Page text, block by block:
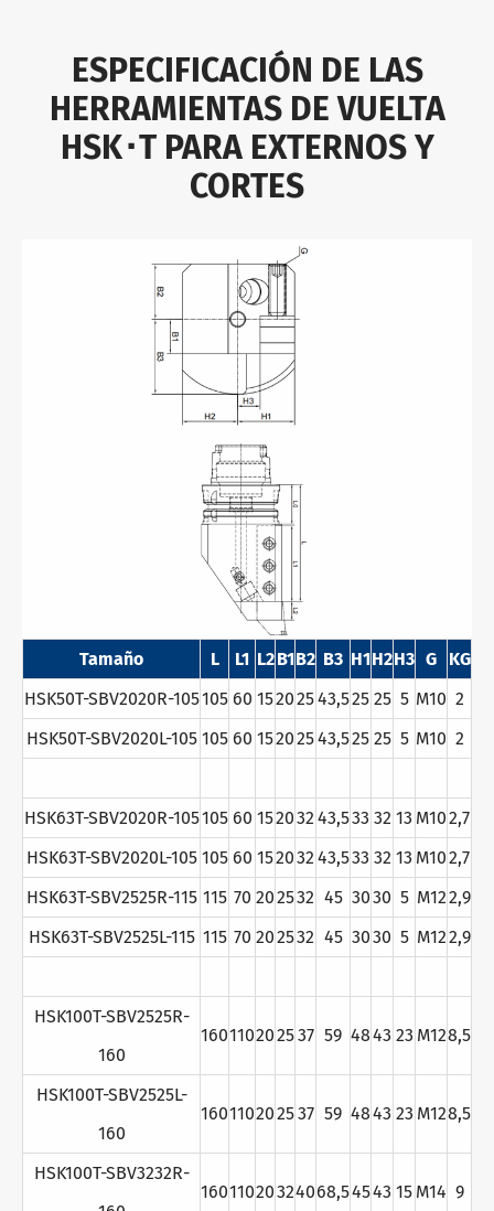
ESPECIFICACIÓN DE LAS
HERRAMIENTAS DE VUELTA
HSK･T PARA EXTERNOS Y
CORTES
Tamaño L L1 L2B1B2 B3 H1H2H3 G
KG
HSK50T-SBV2020R-105105 60 15202543,525 25 5 M10 2
HSK50T-SBV2020L-105 105 60 15202543,525 25 5 M10 2
HSK63T-SBV2020R-105105 60 152032 43,533 32 13 M102,7
HSK63T-SBV2020L-105 105 60 152032 43,533 32 13 M102,7
HSK63T-SBV2525R-115 115 70 202532 45 3030 5 M122,9
HSK63T-SBV2525L-115 115 70 202532 45 3030 5 M122,9
HSK100T-SBV2525R-
160
160110202537 59 4843 23 M128,5
HSK100T-SBV2525L-
160
160110202537 59 4843 23 M128,5
HSK100T-SBV3232R-
16011020324068,54543 15 M14 9